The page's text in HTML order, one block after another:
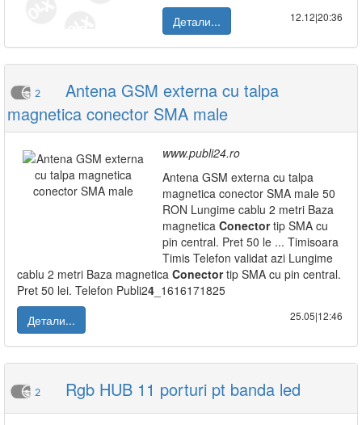
Детали...
12.12|20:36
2
Antena GSM externa cu talpa
magnetica conector SMA male
www.publi24.ro
Antena GSM externa cu talpa
magnetica conector SMA male 50
RON Lungime cablu 2 metri Baza
magnetica Conectortip SMA cu
pin central. Pret 50 le ... Timisoara
Timis Telefon validat azi Lungime
cablu 2 metri Baza magnetica Conectortip SMA cu pin central.
Pret 50 lei. Telefon Publi24 _1616171825
Детали...
25.05|12:46
2 Rgb HUB 11 porturi pt banda led